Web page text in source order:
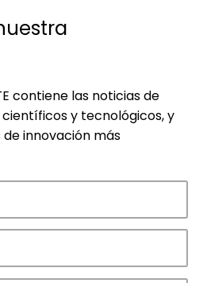
que impulsan la
contiene las noticias de
científicos y tecnológicos, y
innovación más